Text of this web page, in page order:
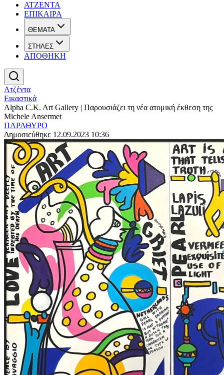
ΑΤΖΕΝΤΑ
ΕΠΙΚΑΙΡΑ
ΘΕΜΑΤΑ
ΣΤΗΛΕΣ
ΑΠΟΘΗΚΗ
Ατζέντα
Εικαστικά
Alpha C.K. Art Gallery | Παρουσιάζει τη νέα ατομική έκθεση της
Michele Ansermet
ΠΑΡΑΘΥΡΟ
Δημοσιεύθηκε 12.09.2023 10:36